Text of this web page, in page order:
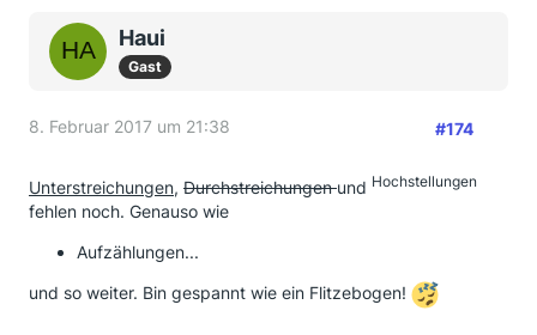
Haui
Gast
8. Februar 2017 um 21:38 #174
Unterstreichungen, Durchstreichungenund Hochstellungen
fehlen noch. Genauso wie
Aufzählungen...
und so weiter. Bin gespannt wie ein Flitzebogen!